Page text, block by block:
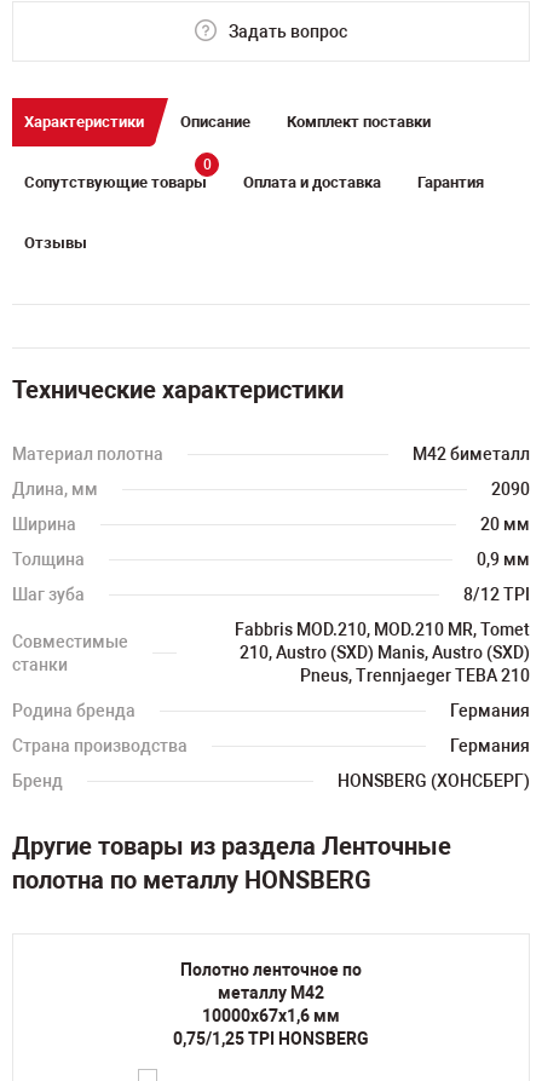
Задать вопрос
Характеристики Описание Комплект поставки
Сопутствующие товары
0
Оплата и доставка Гарантия
Отзывы
Технические характеристики
Материал полотна
M42 биметалл
Длина, мм
2090
Ширина
20 мм
Толщина
0,9 мм
Шаг зуба
8/12 TPI
Совместимые
станки
Fabbris MOD.210, MOD.210 MR, Tomet
210, Austro (SXD) Manis, Austro (SXD)
Pneus, Trennjaeger TEBA 210
Родина бренда
Германия
Страна производства
Германия
Бренд
HONSBERG (ХОНСБЕРГ)
Другие товары из раздела Ленточные
полотна по металлу HONSBERG
Полотно ленточное по
металлу M42
10000х67х1,6 мм
0,75/1,25 TPI HONSBERG